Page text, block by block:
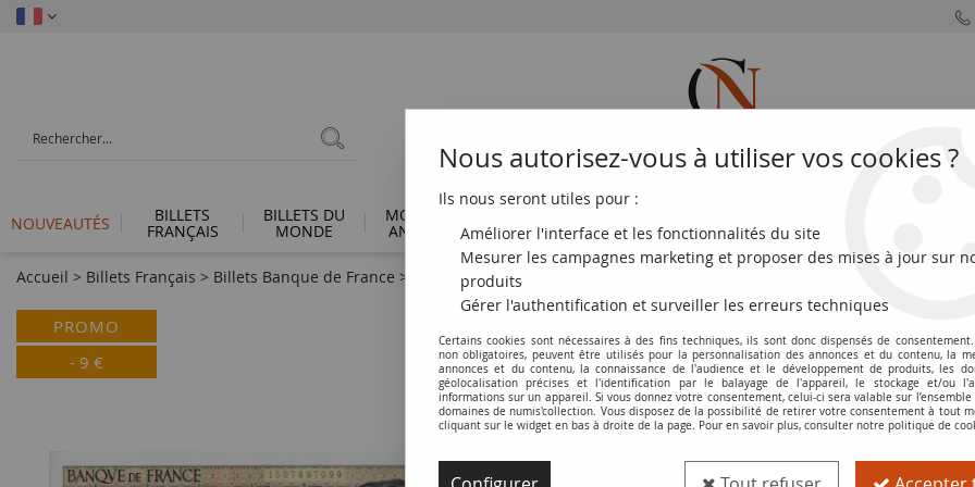
NOUVEAUTÉS BILLETS
FRANÇAIS
BILLETS DU
MONDE
MONNAIES
ANTIQUES FRANÇAISES DU MONDE EUROS
Accueil > Billets Français > Billets Banque de France > Billets 200 Francs France 200
PROMO
- 9 € Billet France 200 Francs -
Réf. :100120247
Nous autorisez-vous à utiliser vos cookies ?
Ils nous seront utiles pour :
Améliorer l'interface et les fonctionnalités du site
Mesurer les campagnes marketing et proposer des mises à jour sur
produits
Gérer l'authentification et surveiller les erreurs techniques
Certains cookies sont nécessaires à des fins techniques, ils sont donc dispensés de
non obligatoires, peuvent être utilisés pour la personnalisation des annonces et du contenu, la
annonces et du contenu, la connaissance de l'audience et le développement de produits, les
géolocalisation précises et l'identification par le balayage de l'appareil, le stockage et/ou
informations sur un appareil. Si vous donnez votre consentement, celui-ci sera valable sur l’ensemble
domaines de numis'collection. Vous disposez de la possibilité de retirer votre consentement à tout
cliquant sur le widget en bas à droite de la page. Pour en savoir plus, consulter notre politique de